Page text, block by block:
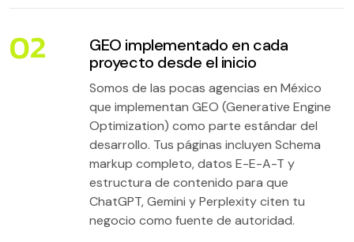
02
GEO implementado en cada
proyecto desde el inicio
Somos de las pocas agencias en México
que implementan GEO (Generative Engine
Optimization) como parte estándar del
desarrollo. Tus páginas incluyen Schema
markup completo, datos E-E-A-T y
estructura de contenido para que
ChatGPT, Gemini y Perplexity citen tu
negocio como fuente de autoridad.